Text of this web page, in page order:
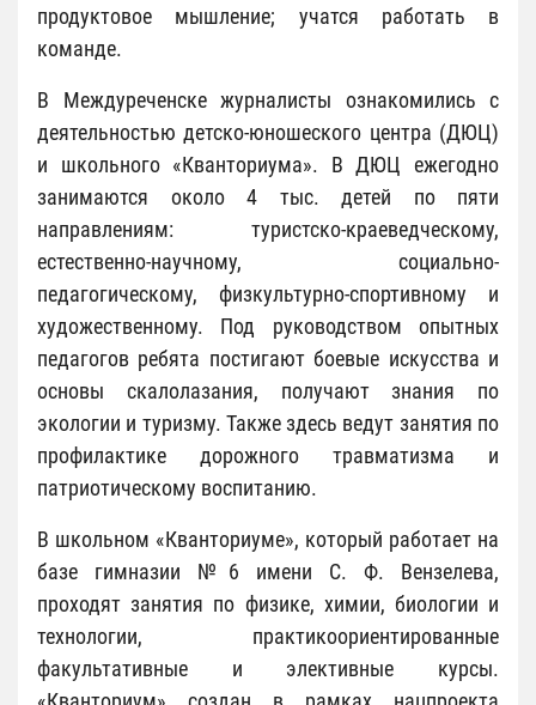
продуктовое мышление; учатся работать в
команде.
В Междуреченске журналисты ознакомились с
деятельностью детско-юношеского центра (ДЮЦ)
и школьного «Кванториума». В ДЮЦ ежегодно
занимаются около 4 тыс. детей по пяти
направлениям: туристско-краеведческому,
естественно-научному, социально-
педагогическому, физкультурно-спортивному и
художественному. Под руководством опытных
педагогов ребята постигают боевые искусства и
основы скалолазания, получают знания по
экологии и туризму. Также здесь ведут занятия по
профилактике дорожного травматизма и
патриотическому воспитанию.
В школьном «Кванториуме», который работает на
базе гимназии №6 имени С. Ф. Вензелева,
проходят занятия по физике, химии, биологии и
технологии, практикоориентированные
факультативные и элективные курсы.